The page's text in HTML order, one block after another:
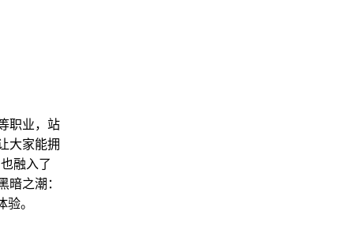
职业，站
大家能拥
融入了
暗之潮：
。